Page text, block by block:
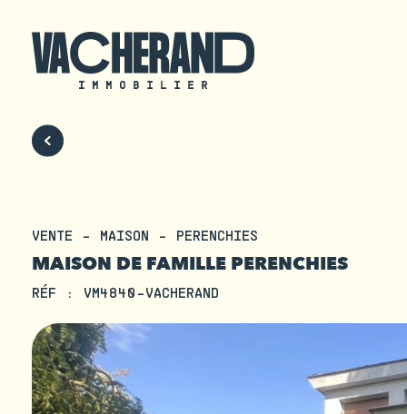
VENTE - MAISON - PERENCHIES
MAISON DE FAMILLE PERENCHIES
RÉF : VM4840-VACHERAND